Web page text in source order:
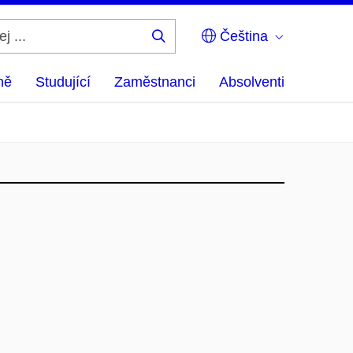
Čeština
Studující Zaměstnanci Absolventi